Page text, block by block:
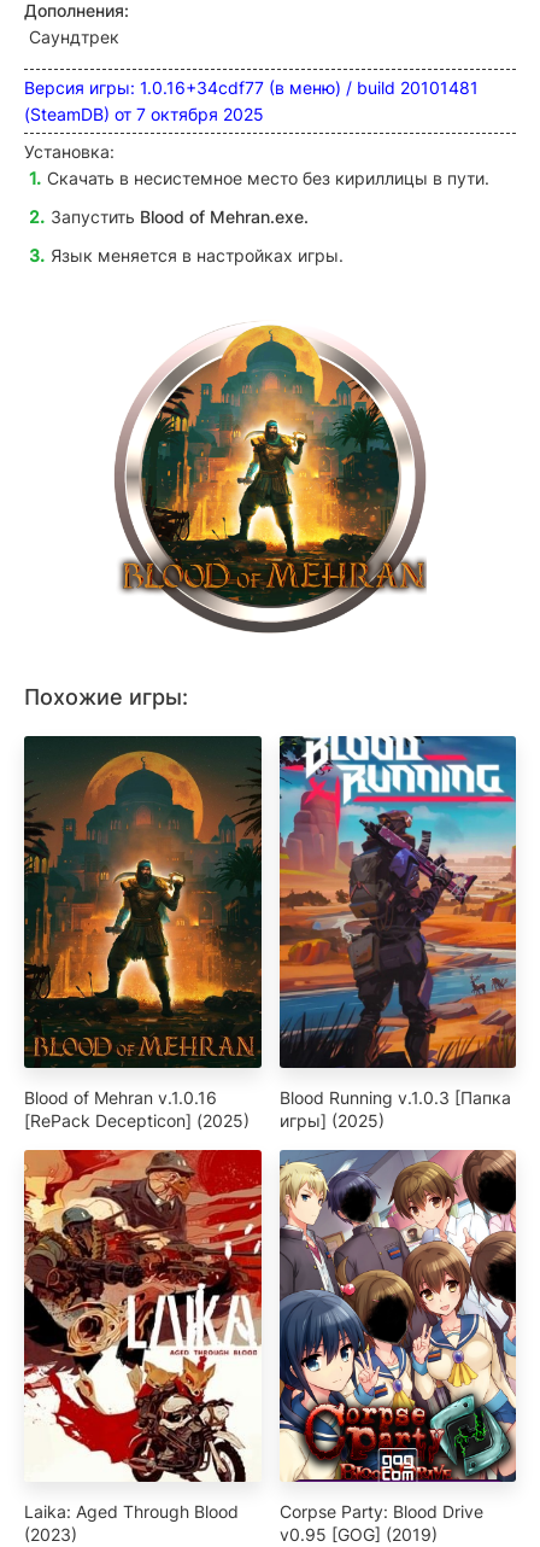
Дополнения:
Саундтрек
Версия игры: 1.0.16+34cdf77 (в меню) / build 20101481
(SteamDB) от 7 октября 2025
Установка:
Скачать в несистемное место без кириллицы в пути.
Запустить Blood of Mehran.exe.
Язык меняется в настройках игры.
Похожие игры:
Blood of Mehran v.1.0.16
[RePack Decepticon] (2025)
Blood Running v.1.0.3 [Папка
игры] (2025)
Laika: Aged Through Blood
(2023)
Corpse Party: Blood Drive
v0.95 [GOG] (2019)